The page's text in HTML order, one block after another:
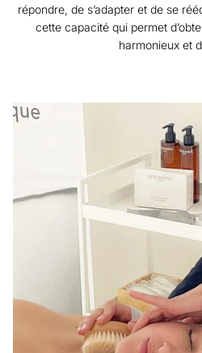
répondre, de s’adapter et de se
cette capacité qui permet
harmonieux et